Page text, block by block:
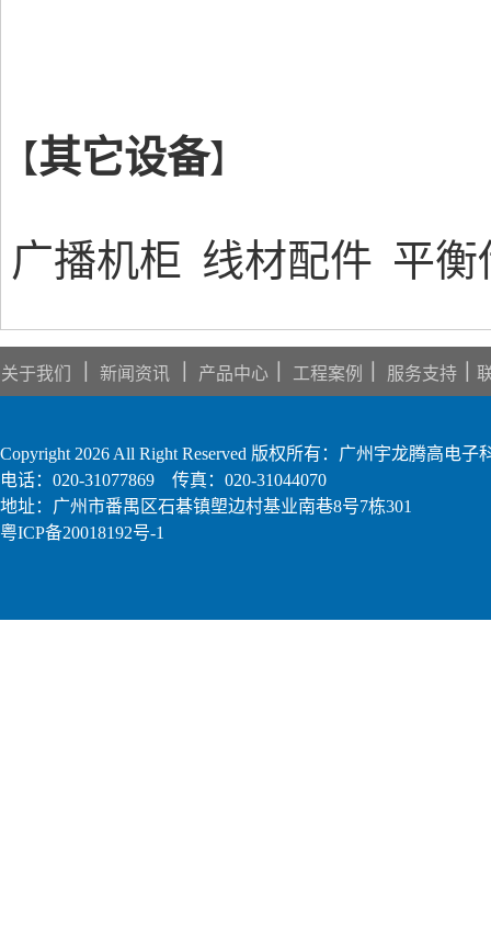
【其它设备】
广播机柜 线材配件 平衡
关于我们 新闻资讯 产品中心 工程案例 服务支持
Copyright 2026 All Right Reserved 版权所有：广州宇龙腾高电子
电话：020-31077869 传真：020-31044070
地址：广州市番禺区石碁镇塱边村基业南巷8号7栋301
粤ICP备20018192号-1